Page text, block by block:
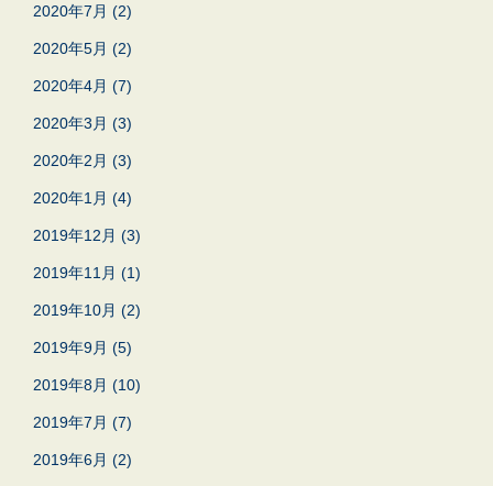
2020年7月 (2)
2020年5月 (2)
2020年4月 (7)
2020年3月 (3)
2020年2月 (3)
2020年1月 (4)
2019年12月 (3)
2019年11月 (1)
2019年10月 (2)
2019年9月 (5)
2019年8月 (10)
2019年7月 (7)
2019年6月 (2)